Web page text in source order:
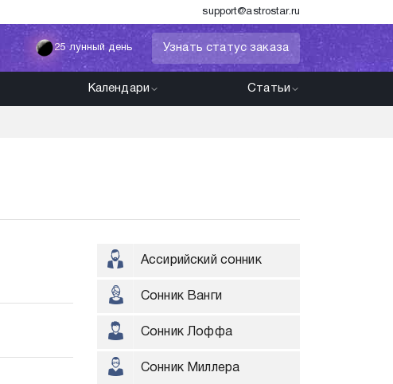
support@astrostar.ru
25 лунный день Узнать статус заказа
Календари Статьи
Ассирийский сонник
Сонник Ванги
Сонник Лоффа
Сонник Миллера